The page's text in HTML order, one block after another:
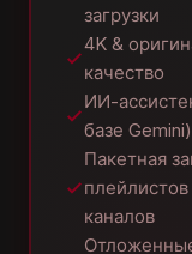
загрузки
4K &
качество
ИИ-
базе Gemini)
Пакетная
плейлистов
каналов